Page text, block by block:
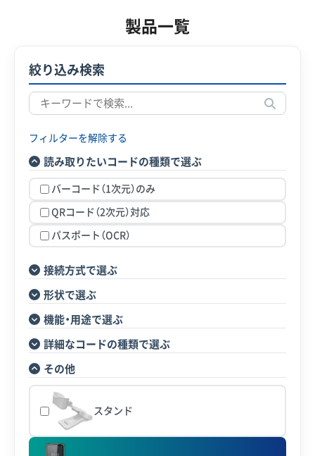
製品一覧
絞り込み検索
フィルターを解除する
読み取りたいコードの種類で選ぶ
バーコード（1次元）のみ
QRコード（2次元）対応
パスポート（OCR）
接続方式で選ぶ
形状で選ぶ
機能・用途で選ぶ
詳細なコードの種類で選ぶ
その他
スタンド